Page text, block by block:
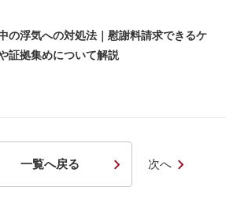
の浮気への対処法｜慰謝料請求できるケ
証拠集めについて解説
一覧へ戻る 次へ